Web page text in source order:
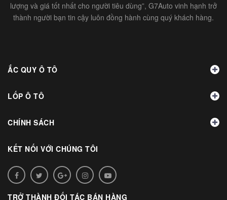
lượng và giá tốt nhất cho người tiêu dùng”, G7Auto vinh hạnh trở
thành người bạn tin cậy luôn đồng hành cùng quý khách hàng.
ẮC QUY Ô TÔ
LỐP Ô TÔ
CHÍNH SÁCH
KẾT NỐI VỚI CHÚNG TÔI
TRỞ THÀNH ĐỐI TÁC BÁN HÀNG